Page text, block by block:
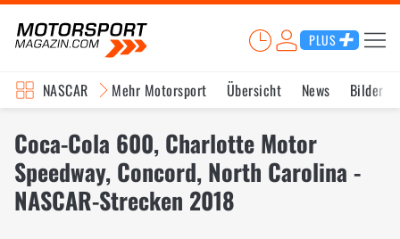
PLUS
NASCAR Mehr Motorsport Übersicht News Bilder
Coca-Cola 600, Charlotte Motor
Speedway, Concord, North Carolina -
NASCAR-Strecken 2018